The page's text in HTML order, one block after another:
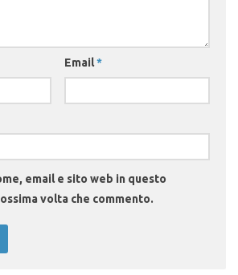
Email*
email e sito web in questo
volta che commento.